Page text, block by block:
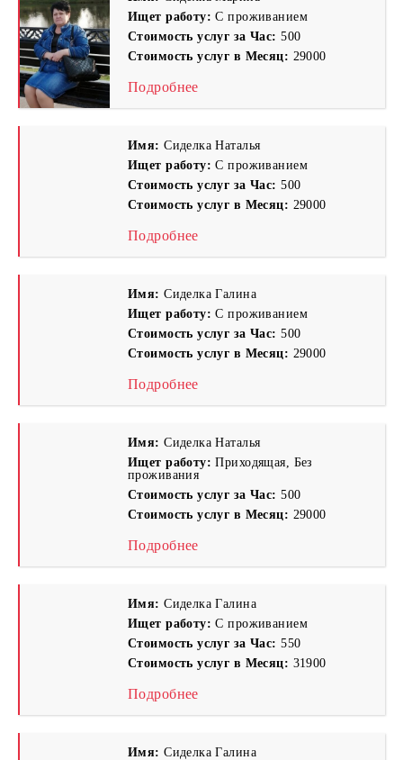
Ищет работу:С проживанием
Стоимость услуг за Час:500
Стоимость услуг в Месяц: 29000
Подробнее
Имя:Сиделка Наталья
Ищет работу:С проживанием
Стоимость услуг за Час:500
Стоимость услуг в Месяц: 29000
Подробнее
Имя:Сиделка Галина
Ищет работу:С проживанием
Стоимость услуг за Час:500
Стоимость услуг в Месяц: 29000
Подробнее
Имя:Сиделка Наталья
Ищет работу:Приходящая, Без
проживания
Стоимость услуг за Час:500
Стоимость услуг в Месяц: 29000
Подробнее
Имя:Сиделка Галина
Ищет работу:С проживанием
Стоимость услуг за Час:550
Стоимость услуг в Месяц: 31900
Подробнее
Имя:Сиделка Галина